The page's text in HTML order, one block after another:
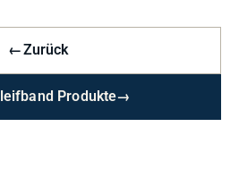
←Zurück
Produkte→